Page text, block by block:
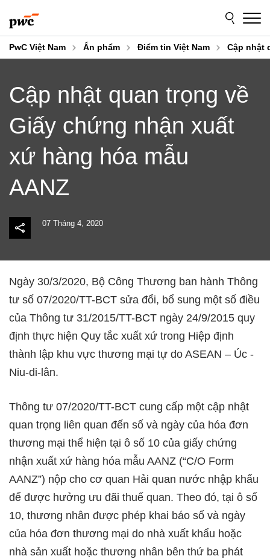
PwC Việt Nam Ấn phẩm Điểm tin Việt Nam Cập nhật
Cập nhật quan trọng về
Giấy chứng nhận xuất
xứ hàng hóa mẫu
AANZ
07 Tháng 4, 2020
Ngày 30/3/2020, Bộ Công Thương ban hành Thông
tư số 07/2020/TT-BCT sửa đổi, bổ sung một số điều
của Thông tư 31/2015/TT-BCT ngày 24/9/2015 quy
định thực hiện Quy tắc xuất xứ trong Hiệp định
thành lập khu vực thương mại tự do ASEAN – Úc -
Niu-di-lân.
Thông tư 07/2020/TT-BCT cung cấp một cập nhật
quan trọng liên quan đến số và ngày của hóa đơn
thương mại thể hiện tại ô số 10 của giấy chứng
nhận xuất xứ hàng hóa mẫu AANZ (“C/O Form
AANZ”) nộp cho cơ quan Hải quan nước nhập khẩu
để được hưởng ưu đãi thuế quan. Theo đó, tại ô số
10, thương nhân được phép khai báo số và ngày
của hóa đơn thương mại do nhà xuất khẩu hoặc
nhà sản xuất hoặc thương nhân bên thứ ba phát